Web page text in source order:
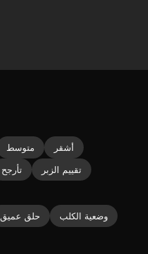
متوسط
أشقر
تأرجح تقييم الزبر
حلق عميق
وضعية الكلب